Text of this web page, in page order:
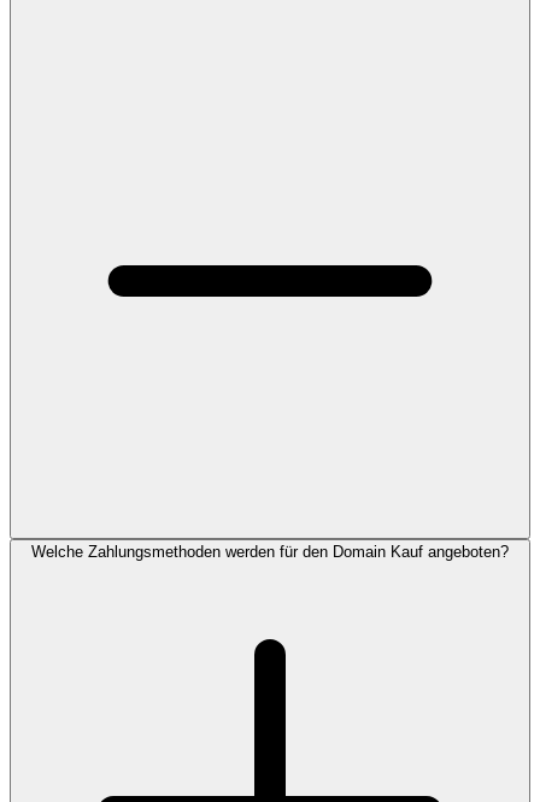
Welche Zahlungsmethoden werden für den Domain Kauf angeboten?